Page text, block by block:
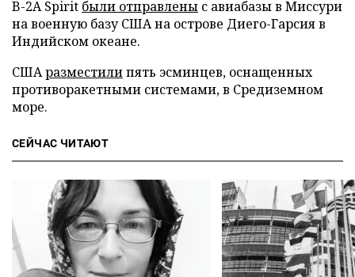
B-2A Spirit были отправлены с авиабазы в Миссури
на военную базу США на острове Диего-Гарсия в
Индийском океане.
СШАразместилипять эсминцев, оснащенных
противоракетными системами, в Средиземном
море.
СЕЙЧАС ЧИТАЮТ